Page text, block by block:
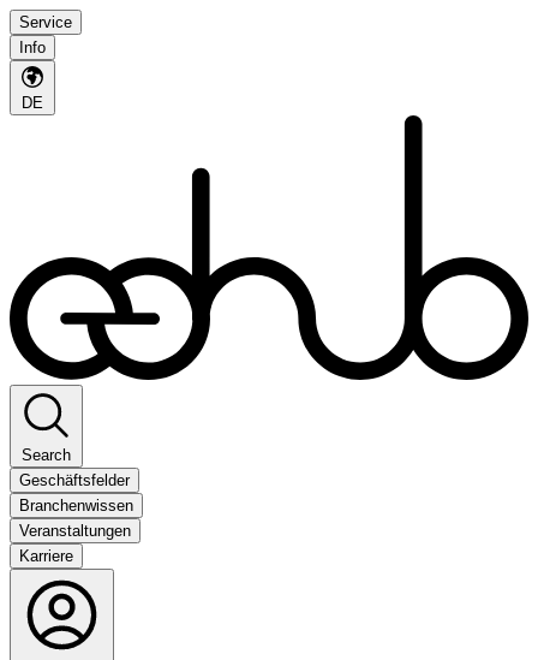
Service
Info
DE
Search
Geschäftsfelder
Branchenwissen
Veranstaltungen
Karriere